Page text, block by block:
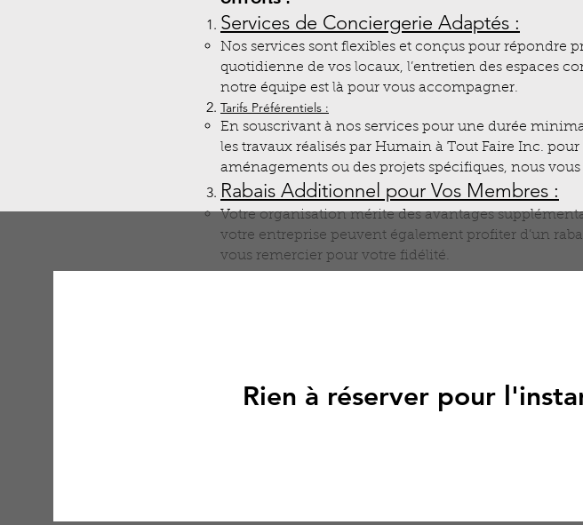
Services de Conciergerie Adaptés :
Nos services sont flexibles et conçus pour répondre
quotidienne de vos locaux, l’entretien des espaces
notre équipe est là pour vous accompagner.
Tarifs Préférentiels :
En souscrivant à nos services pour une durée
les travaux réalisés par Humain à Tout Faire Inc.
aménagements ou des projets spécifiques, nous
Rabais Additionnel pour Vos Membres :
Votre organisation mérite des avantages
votre entreprise peuvent également profiter d’un
vous remercier pour votre fidélité.
notre désir d’aider
Rien à réserver pour